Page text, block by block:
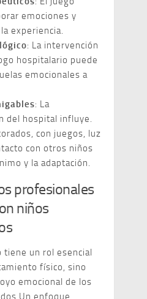
emociones y
experiencia.
: La intervención
hospitalario puede
emocionales a
: La
del hospital influye.
con juegos, luz
con otros niños
y la adaptación.
profesionales
niños
tiene un rol esencial
físico, sino
emocional de los
Un enfoque